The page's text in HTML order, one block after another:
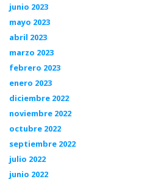
junio 2023
mayo 2023
abril 2023
marzo 2023
febrero 2023
enero 2023
diciembre 2022
noviembre 2022
octubre 2022
septiembre 2022
julio 2022
junio 2022